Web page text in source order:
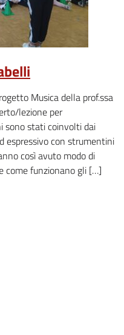
Musica della prof.ssa
lezione per
sono stati coinvolti dai
espressivo con strumentini
così avuto modo di
come funzionano gli […]